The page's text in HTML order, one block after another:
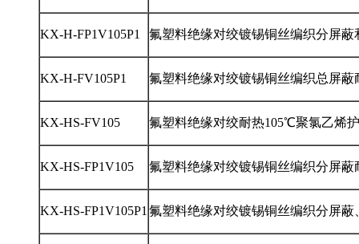
KX-H-FP1V105P1 氟塑料绝缘对绞镀锡铜丝编织分屏
KX-H-FV105P1 氟塑料绝缘对绞镀锡铜丝编织总屏
KX-HS-FV105 氟塑料绝缘对绞耐热105℃聚氯乙烯
KX-HS-FP1V105 氟塑料绝缘对绞镀锡铜丝编织分屏
KX-HS-FP1V105P1 氟塑料绝缘对绞镀锡铜丝编织分屏蔽